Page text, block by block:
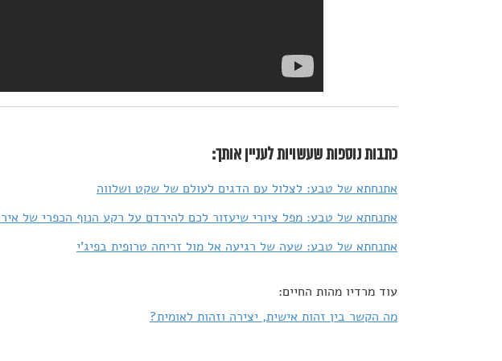
כתבות נוספות שעשויות לעניין אותך:
אתנחתא של טבע: לצלול עם הדגים לעולם של שקט ושלווה
אתנחתא של טבע: מפל ציורי שיעזור לכם להירדם על רקע הנוף הכפרי של
אתנחתא של טבע: שעה של רגיעה אל מול זריחה טרופית בפיג'י
עוד מרדיו מהות החיים:
מה הקשר בין זהות אישית, יצירה וזהות לאומית?